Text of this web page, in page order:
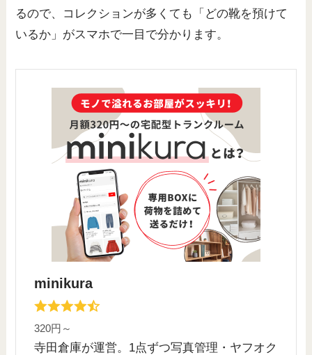
るので、コレクションが多くても「どの靴を預けて
いるか」がスマホで一目で分かります。
minikura
320円～
寺田倉庫が運営。1点ずつ写真管理・ヤフオク